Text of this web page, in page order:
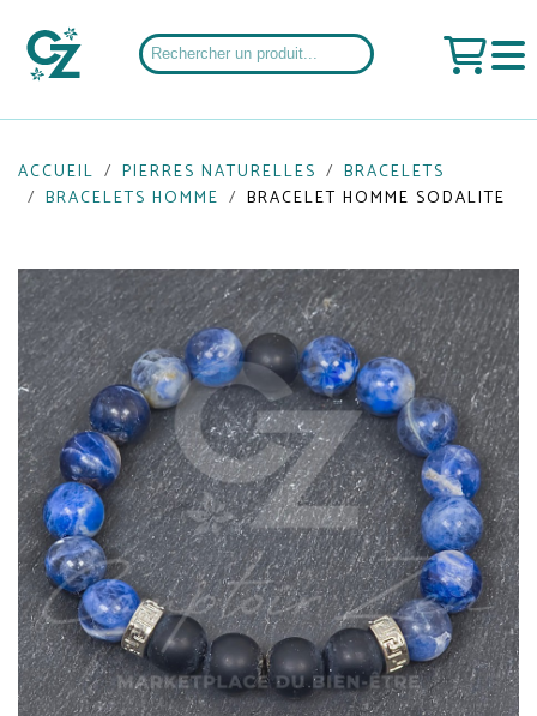
ACCUEIL PIERRES NATURELLES
BRACELETS
BRACELETS HOMME
BRACELET HOMME SODALITE